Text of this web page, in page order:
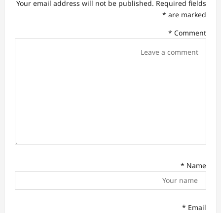
g
t
Your email address will not be published. Required fields
are marked
*
Comment
*
Name
*
Email
*